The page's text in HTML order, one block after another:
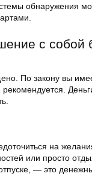
обнаружения
с собой
По закону вы
рекомендуется.
на
или просто
— это